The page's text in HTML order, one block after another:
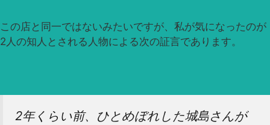
この店と同一ではないみたいですが、私が気になったのが
2人の知人とされる人物による次の証言であります。
2年くらい前、ひとめぼれした城島さんが